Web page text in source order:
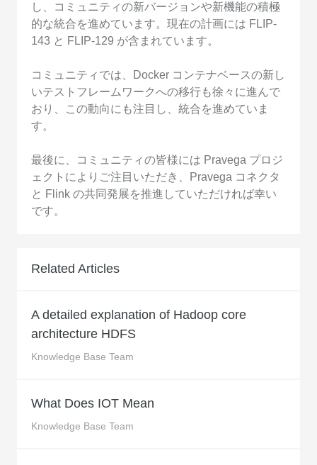
し、コミュニティの新バージョンや新機能の積極
的な統合を進めています。現在の計画には FLIP-
143 と FLIP-129 が含まれています。
コミュニティでは、Docker コンテナベースの新し
いテストフレームワークへの移行も徐々に進んで
おり、この動向にも注目し、統合を進めていま
す。
最後に、コミュニティの皆様には Pravega プロジ
ェクトによりご注目いただき、Pravega コネクタ
と Flink の共同発展を推進していただければ幸い
です。
Related Articles
A detailed explanation of Hadoop core
architecture HDFS
Knowledge Base Team
What Does IOT Mean
Knowledge Base Team